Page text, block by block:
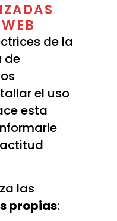
de la
de
el uso
esta
las
propias: